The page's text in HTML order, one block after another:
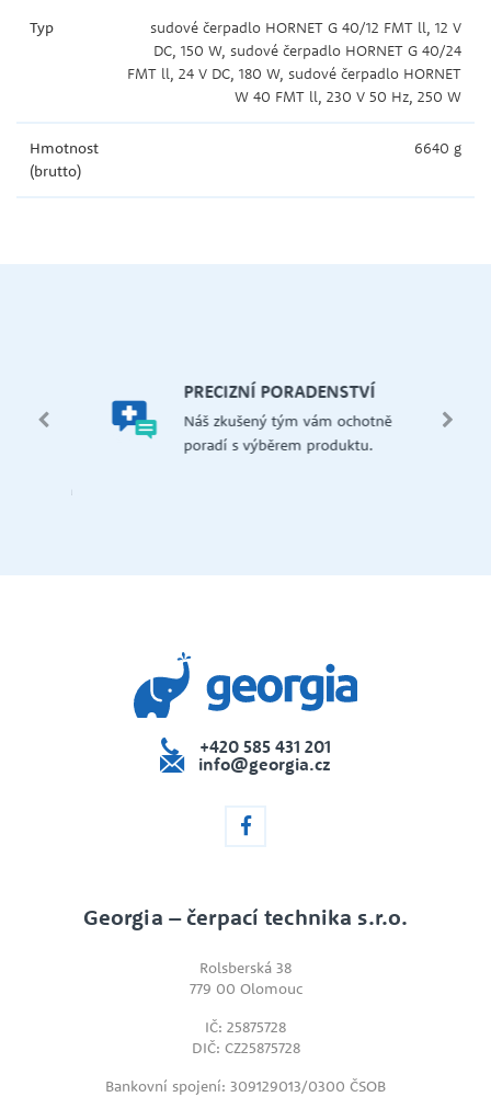
Typ
sudové čerpadlo HORNET G 40/12 FMT ll, 12 V
DC, 150 W, sudové čerpadlo HORNET G 40/24
FMT ll, 24 V DC, 180 W, sudové čerpadlo HORNET
W 40 FMT ll, 230 V 50 Hz, 250 W
Hmotnost
(brutto)
6640 g
PRECIZNÍ PORADENSTVÍ
Náš zkušený tým vám ochotně
poradí s výběrem produktu.
+420 585 431 201
info@georgia.cz
Georgia – čerpací technika s.r.o.
Rolsberská 38
779 00 Olomouc
IČ: 25875728
DIČ: CZ25875728
Bankovní spojení: 309129013/0300 ČSOB